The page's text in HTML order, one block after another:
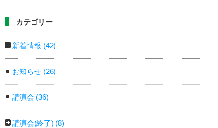
カテゴリー
新着情報 (42)
お知らせ (26)
講演会 (36)
講演会(終了) (8)